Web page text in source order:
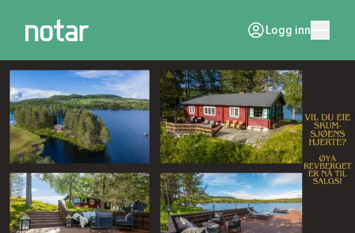
Logg inn